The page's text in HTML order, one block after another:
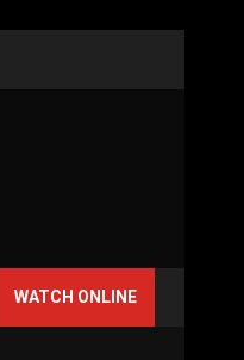
WATCH ONLINE